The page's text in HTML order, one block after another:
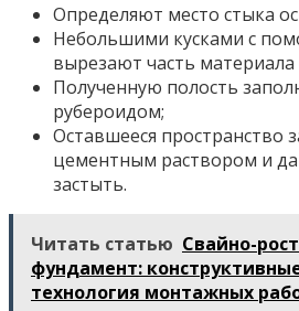
Определяют место стыка
Небольшими кусками с
вырезают часть материала
Полученную полость
рубероидом;
Оставшееся пространство
цементным раствором и
застыть.
Читать статью Свайно-
фундамент:
технология монтажных